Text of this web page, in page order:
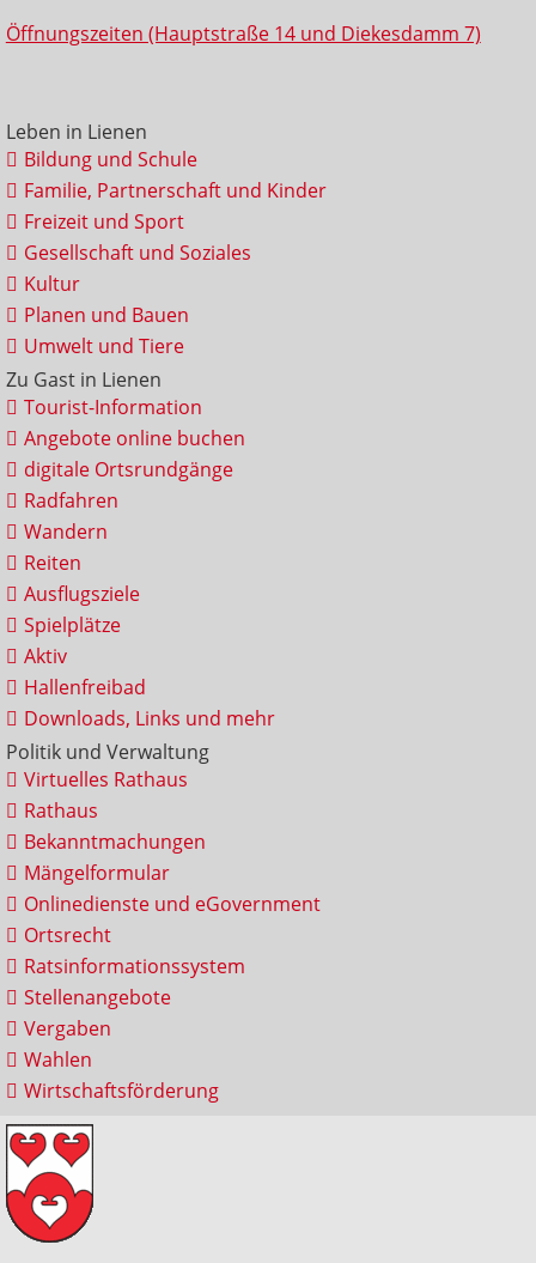
Öffnungszeiten (Hauptstraße 14 und Diekesdamm 7)
Leben in Lienen
Bildung und Schule
Familie, Partnerschaft und Kinder
Freizeit und Sport
Gesellschaft und Soziales
Kultur
Planen und Bauen
Umwelt und Tiere
Zu Gast in Lienen
Tourist-Information
Angebote online buchen
digitale Ortsrundgänge
Radfahren
Wandern
Reiten
Ausflugsziele
Spielplätze
Aktiv
Hallenfreibad
Downloads, Links und mehr
Politik und Verwaltung
Virtuelles Rathaus
Rathaus
Bekanntmachungen
Mängelformular
Onlinedienste und eGovernment
Ortsrecht
Ratsinformationssystem
Stellenangebote
Vergaben
Wahlen
Wirtschaftsförderung